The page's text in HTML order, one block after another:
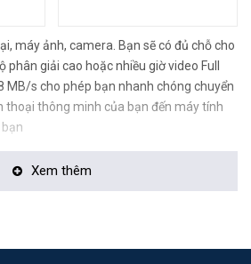
máy ảnh, camera. Bạn sẽ có đủ chỗ cho
phân giải cao hoặc nhiều giờ video Full
MB/s cho phép bạn nhanh chóng chuyển
thoại thông minh của bạn đến máy tính
Xem thêm